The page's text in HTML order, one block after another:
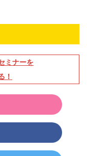
ミナーを
！